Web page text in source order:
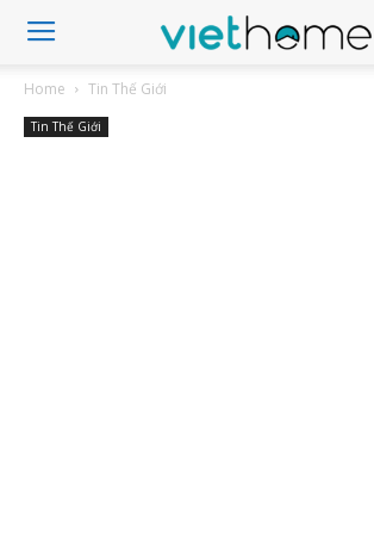
Home Tin Thế Giới
Tin Thế Giới